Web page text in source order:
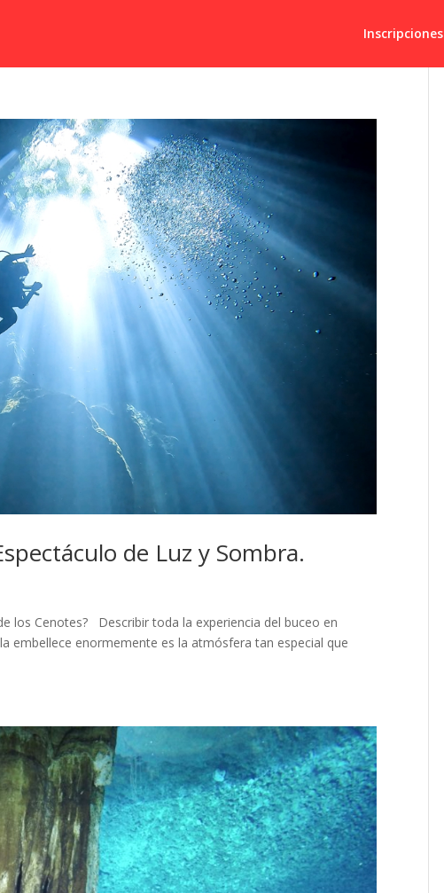
Inscripciones
de Luz y Sombra.
los Cenotes? Describir toda la experiencia del buceo en
embellece enormemente es la atmósfera tan especial que